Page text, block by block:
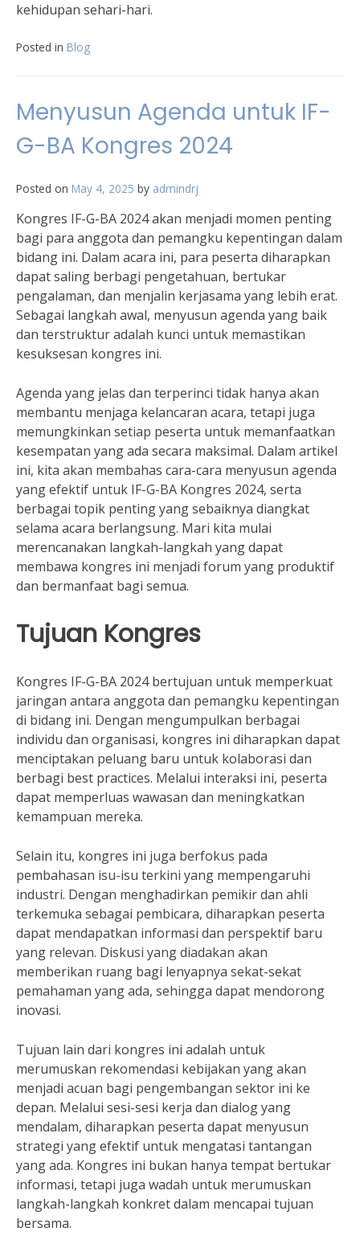
kehidupan sehari-hari.
Posted in Blog
Menyusun Agenda untuk IF-
G-BA Kongres 2024
Posted on May 4, 2025 by admindrj
Kongres IF-G-BA 2024 akan menjadi momen penting
bagi para anggota dan pemangku kepentingan dalam
bidang ini. Dalam acara ini, para peserta diharapkan
dapat saling berbagi pengetahuan, bertukar
pengalaman, dan menjalin kerjasama yang lebih erat.
Sebagai langkah awal, menyusun agenda yang baik
dan terstruktur adalah kunci untuk memastikan
kesuksesan kongres ini.
Agenda yang jelas dan terperinci tidak hanya akan
membantu menjaga kelancaran acara, tetapi juga
memungkinkan setiap peserta untuk memanfaatkan
kesempatan yang ada secara maksimal. Dalam artikel
ini, kita akan membahas cara-cara menyusun agenda
yang efektif untuk IF-G-BA Kongres 2024, serta
berbagai topik penting yang sebaiknya diangkat
selama acara berlangsung. Mari kita mulai
merencanakan langkah-langkah yang dapat
membawa kongres ini menjadi forum yang produktif
dan bermanfaat bagi semua.
Tujuan Kongres
Kongres IF-G-BA 2024 bertujuan untuk memperkuat
jaringan antara anggota dan pemangku kepentingan
di bidang ini. Dengan mengumpulkan berbagai
individu dan organisasi, kongres ini diharapkan dapat
menciptakan peluang baru untuk kolaborasi dan
berbagi best practices. Melalui interaksi ini, peserta
dapat memperluas wawasan dan meningkatkan
kemampuan mereka.
Selain itu, kongres ini juga berfokus pada
pembahasan isu-isu terkini yang mempengaruhi
industri. Dengan menghadirkan pemikir dan ahli
terkemuka sebagai pembicara, diharapkan peserta
dapat mendapatkan informasi dan perspektif baru
yang relevan. Diskusi yang diadakan akan
memberikan ruang bagi lenyapnya sekat-sekat
pemahaman yang ada, sehingga dapat mendorong
inovasi.
Tujuan lain dari kongres ini adalah untuk
merumuskan rekomendasi kebijakan yang akan
menjadi acuan bagi pengembangan sektor ini ke
depan. Melalui sesi-sesi kerja dan dialog yang
mendalam, diharapkan peserta dapat menyusun
strategi yang efektif untuk mengatasi tantangan
yang ada. Kongres ini bukan hanya tempat bertukar
informasi, tetapi juga wadah untuk merumuskan
langkah-langkah konkret dalam mencapai tujuan
bersama.